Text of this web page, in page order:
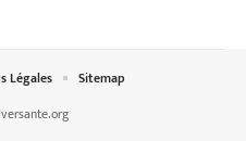
Légales Sitemap